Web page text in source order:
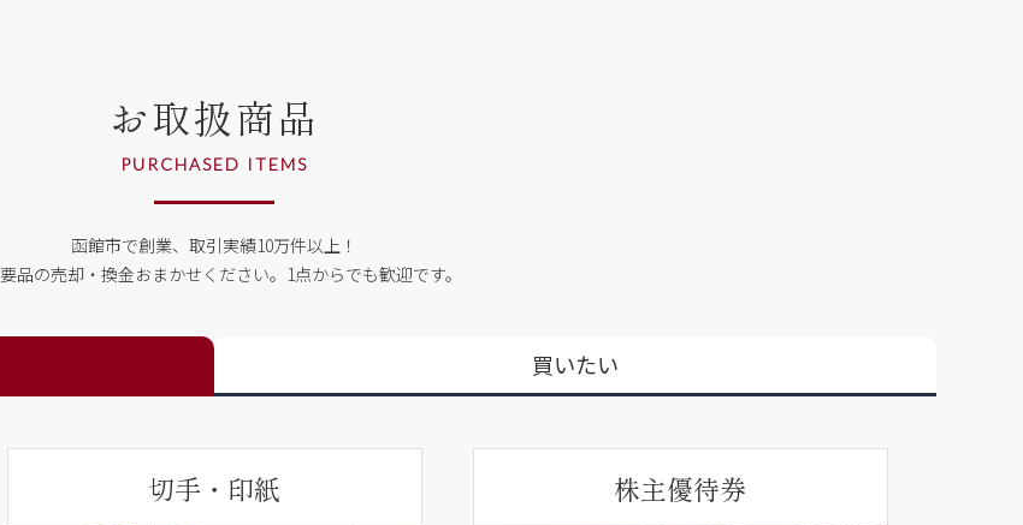
お取扱商品
PURCHASED ITEMS
函館市で創業、取引実績10万件以上！
品の売却・換金おまかせください。 1点からでも歓迎です。
買いたい
切手・印紙 株主優待券